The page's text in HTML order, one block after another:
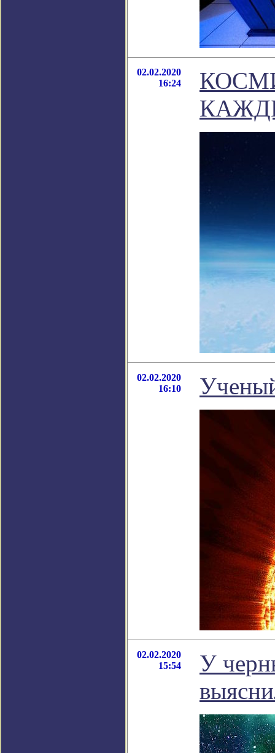
02.02.2020
16:24
02.02.2020
16:10
02.02.2020
15:54
У